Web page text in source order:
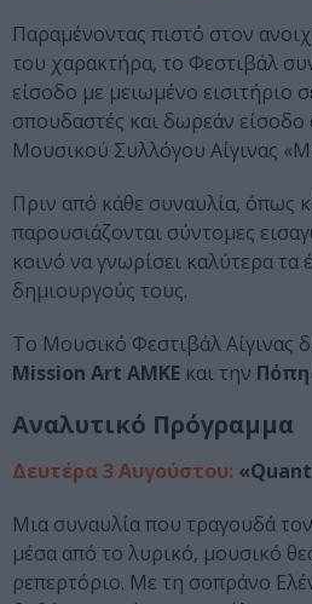
Παραμένοντας πιστό στον
του χαρακτήρα, το Φεστιβάλ
είσοδο με μειωμένο εισιτήριο
σπουδαστές και δωρεάν
Μουσικού Συλλόγου Αίγινας
Πριν από κάθε συναυλία, όπως
παρουσιάζονται σύντομες
κοινό να γνωρίσει καλύτερα τα
δημιουργούς τους.
Το Μουσικό Φεστιβάλ Αίγινας
Mission Art ΑΜΚΕ και την
Αναλυτικό Πρόγραμμα
Δευτέρα 3 Αυγούστου:
Μια συναυλία που τραγουδά
μέσα από το λυρικό, μουσικό
ρεπερτόριο. Mε τη σοπράνο